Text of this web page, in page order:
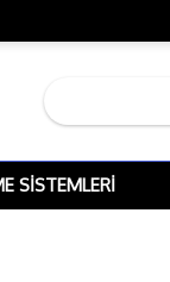
SISTEMLERI